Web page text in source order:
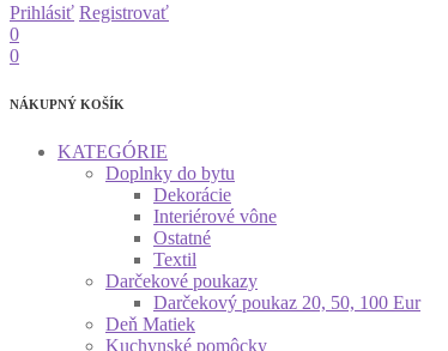
Prihlásiť Registrovať
0
0
NÁKUPNÝ KOŠÍK
KATEGÓRIE
Doplnky do bytu
Dekorácie
Interiérové vône
Ostatné
Textil
Darčekové poukazy
Darčekový poukaz 20, 50, 100 Eur
Deň Matiek
Kuchynské pomôcky